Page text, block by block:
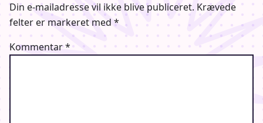
Din e-mailadresse vil ikke blive publiceret. Krævede
felter er markeret med *
Kommentar*